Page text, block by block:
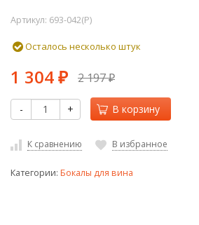
Артикул: 693-042(P)
Осталось несколько штук
1 304 ₽ 2 197₽
- + В корзину
К сравнению В избранное
Категории: Бокалы для вина